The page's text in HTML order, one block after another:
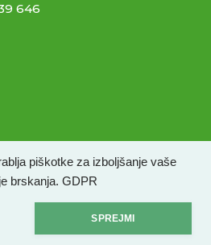
piškotke za izboljšanje vaše
brskanja. GDPR
SPREJMI
646